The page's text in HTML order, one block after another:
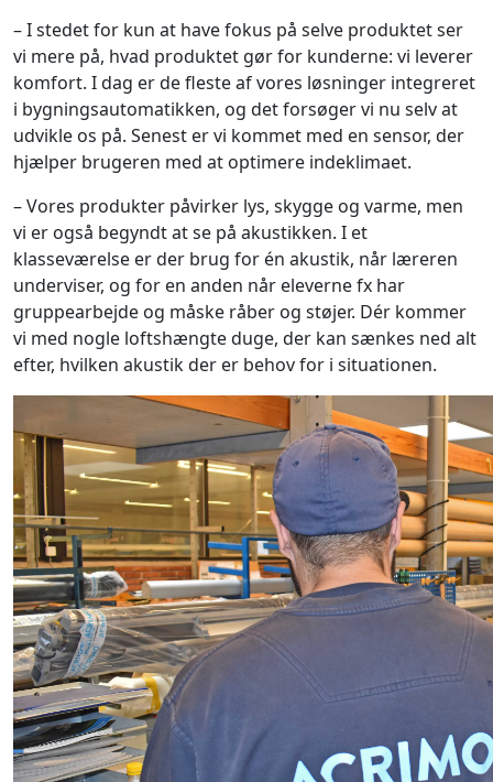
– I stedet for kun at have fokus på selve produktet ser
vi mere på, hvad produktet gør for kunderne: vi leverer
komfort. I dag er de fleste af vores løsninger integreret
i bygningsautomatikken, og det forsøger vi nu selv at
udvikle os på. Senest er vi kommet med en sensor, der
hjælper brugeren med at optimere indeklimaet.
– Vores produkter påvirker lys, skygge og varme, men
vi er også begyndt at se på akustikken. I et
klasseværelse er der brug for én akustik, når læreren
underviser, og for en anden når eleverne fx har
gruppearbejde og måske råber og støjer. Dér kommer
vi med nogle loftshængte duge, der kan sænkes ned alt
efter, hvilken akustik der er behov for i situationen.